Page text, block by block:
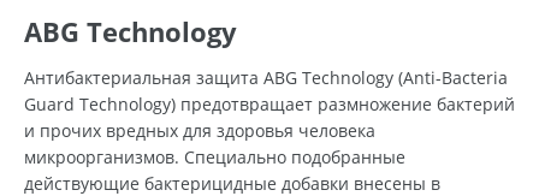
ABG Technology
Антибактериальная защита ABG Technology (Anti-Bacteria
Guard Technology) предотвращает размножение бактерий
и прочих вредных для здоровья человека
микроорганизмов. Специально подобранные
действующие бактерицидные добавки внесены в